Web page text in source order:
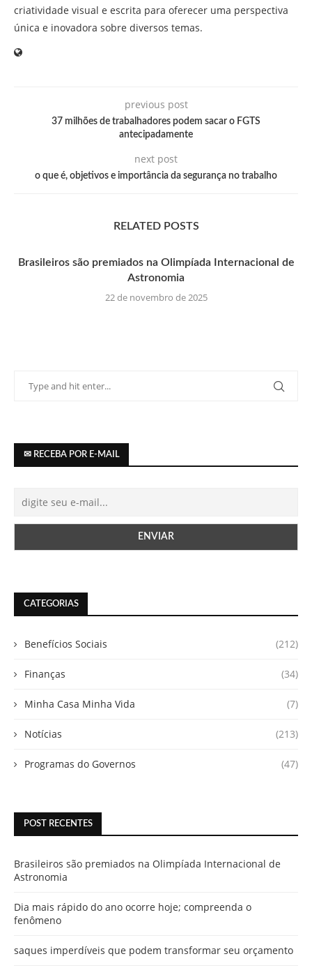
criatividade visual e escrita para oferecer uma perspectiva
única e inovadora sobre diversos temas.
previous post
37 milhões de trabalhadores podem sacar o FGTS
antecipadamente
next post
o que é, objetivos e importância da segurança no trabalho
RELATED POSTS
Brasileiros são premiados na Olimpíada Internacional de
Astronomia
22 de novembro de 2025
✉ RECEBA POR E-MAIL
CATEGORIAS
Benefícios Sociais (212)
Finanças (34)
Minha Casa Minha Vida (7)
Notícias (213)
Programas do Governos (47)
POST RECENTES
Brasileiros são premiados na Olimpíada Internacional de
Astronomia
Dia mais rápido do ano ocorre hoje; compreenda o
fenômeno
saques imperdíveis que podem transformar seu orçamento